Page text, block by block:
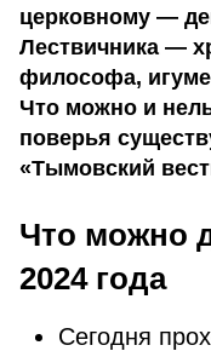
церковному —
Лествичника —
философа,
Что можно и
поверья
«Тымовский
Что можно
2024 года
Сегодня